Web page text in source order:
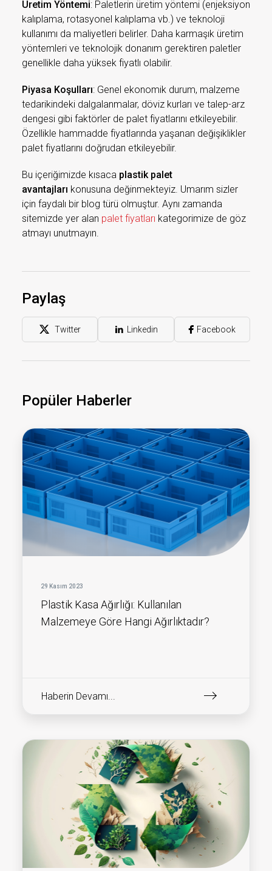
Üretim Yöntemi: Paletlerin üretim yöntemi (enjeksiyon
kalıplama, rotasyonel kalıplama vb.) ve teknoloji
kullanımı da maliyetleri belirler. Daha karmaşık üretim
yöntemleri ve teknolojik donanım gerektiren paletler
genellikle daha yüksek fiyatlı olabilir.
Piyasa Koşulları: Genel ekonomik durum, malzeme
tedarikindeki dalgalanmalar, döviz kurları ve talep-arz
dengesi gibi faktörler de palet fiyatlarını etkileyebilir.
Özellikle hammadde fiyatlarında yaşanan değişiklikler
palet fiyatlarını doğrudan etkileyebilir.
Bu içeriğimizde kısaca plastik palet
avantajları konusuna değinmekteyiz. Umarım sizler
için faydalı bir blog türü olmuştur. Aynı zamanda
sitemizde yer alan palet fiyatları kategorimize de göz
atmayı unutmayın.
Paylaş
Twitter Linkedin Facebook
Popüler Haberler
29 Kasım 2023
Plastik Kasa Ağırlığı: Kullanılan
Malzemeye Göre Hangi Ağırlıktadır?
Haberin Devamı...